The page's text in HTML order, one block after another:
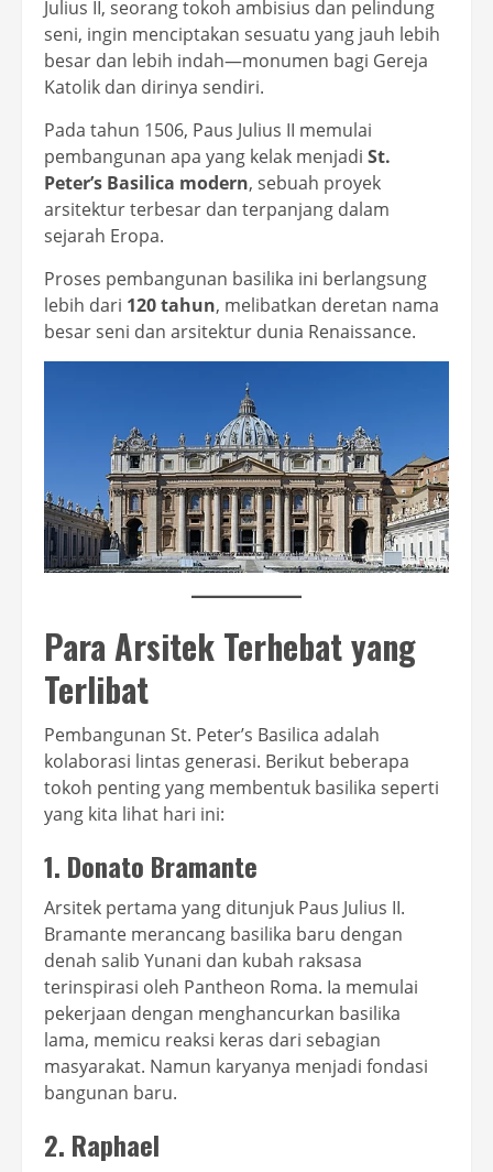
Julius II, seorang tokoh ambisius dan pelindung
seni, ingin menciptakan sesuatu yang jauh lebih
besar dan lebih indah—monumen bagi Gereja
Katolik dan dirinya sendiri.
Pada tahun 1506, Paus Julius II memulai
pembangunan apa yang kelak menjadi St.
Peter’s Basilica modern, sebuah proyek
arsitektur terbesar dan terpanjang dalam
sejarah Eropa.
Proses pembangunan basilika ini berlangsung
lebih dari 120 tahun, melibatkan deretan nama
besar seni dan arsitektur dunia Renaissance.
Para Arsitek Terhebat yang
Terlibat
Pembangunan St. Peter’s Basilica adalah
kolaborasi lintas generasi. Berikut beberapa
tokoh penting yang membentuk basilika seperti
yang kita lihat hari ini:
1. Donato Bramante
Arsitek pertama yang ditunjuk Paus Julius II.
Bramante merancang basilika baru dengan
denah salib Yunani dan kubah raksasa
terinspirasi oleh Pantheon Roma. Ia memulai
pekerjaan dengan menghancurkan basilika
lama, memicu reaksi keras dari sebagian
masyarakat. Namun karyanya menjadi fondasi
bangunan baru.
2. Raphael